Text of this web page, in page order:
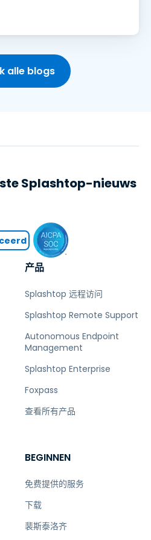
alle blogs
产品
Splashtop 远程访问
Splashtop Remote Support
Autonomous Endpoint
Management
Splashtop Enterprise
Foxpass
查看所有产品
BEGINNEN
免费提供的服务
下载
裴斯泰洛齐
Splashtop-nieuws